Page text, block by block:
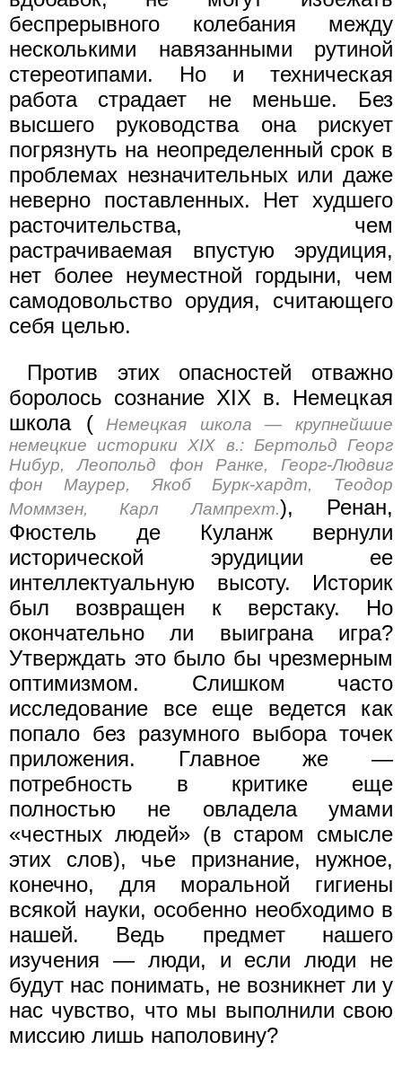
беспрерывного колебания между
несколькими навязанными рутиной
стереотипами. Но и техническая
работа страдает не меньше. Без
высшего руководства она рискует
погрязнуть на неопределенный срок в
проблемах незначительных или даже
неверно поставленных. Нет худшего
расточительства, чем
растрачиваемая впустую эрудиция,
нет более неуместной гордыни, чем
самодовольство орудия, считающего
себя целью.
Против этих опасностей отважно
боролось сознание XIX в. Немецкая
школа ( Немецкая школа — крупнейшие
немецкие историки XIX в.: Бертольд Георг
Нибур, Леопольд фон Ранке, Георг-Людвиг
фон Маурер, Якоб Бурк-хардт, Теодор
Моммзен, Карл Лампрехт.), Ренан,
Фюстель де Куланж вернули
исторической эрудиции ее
интеллектуальную высоту. Историк
был возвращен к верстаку. Но
окончательно ли выиграна игра?
Утверждать это было бы чрезмерным
оптимизмом. Слишком часто
исследование все еще ведется как
попало без разумного выбора точек
приложения. Главное же —
потребность в критике еще
полностью не овладела умами
«честных людей» (в старом смысле
этих слов), чье признание, нужное,
конечно, для моральной гигиены
всякой науки, особенно необходимо в
нашей. Ведь предмет нашего
изучения — люди, и если люди не
будут нас понимать, не возникнет ли у
нас чувство, что мы выполнили свою
миссию лишь наполовину?